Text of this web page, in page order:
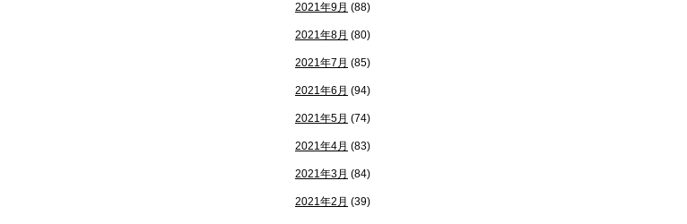
2021年9月 (88)
2021年8月 (80)
2021年7月 (85)
2021年6月 (94)
2021年5月 (74)
2021年4月 (83)
2021年3月 (84)
2021年2月 (39)